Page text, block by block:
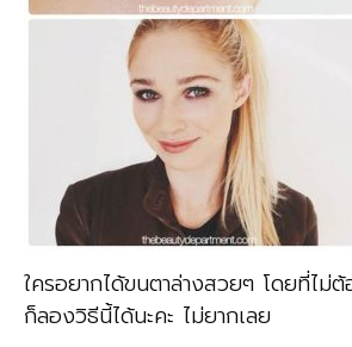
ใครอยากได้ขนตาล่างสวยๆ โดยที่ไม่
ก็ลองวิธีนี้ได้นะคะ ไม่ยากเลย